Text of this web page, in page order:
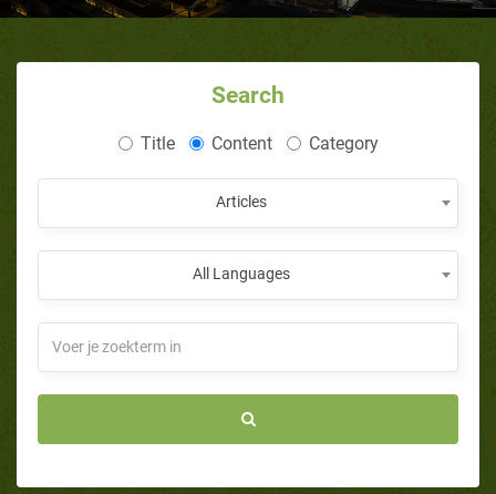
Search
Title Content Category
Articles
All Languages